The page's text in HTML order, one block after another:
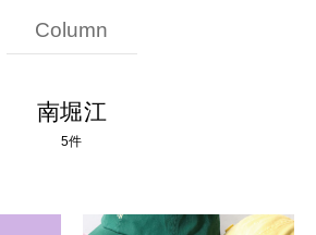
Column
南堀江
5件